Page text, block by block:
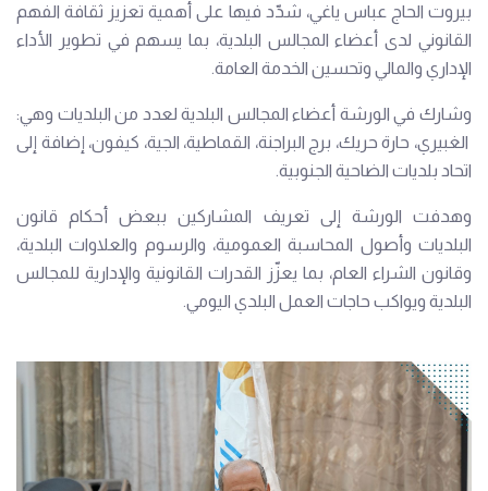
بيروت الحاج عباس ياغي، شدّد فيها على أهمية تعزيز ثقافة الفهم
القانوني لدى أعضاء المجالس البلدية، بما يسهم في تطوير الأداء
الإداري والمالي وتحسين الخدمة العامة.
وشارك في الورشة أعضاء المجالس البلدية لعدد من البلديات وهي:
الغبيري، حارة حريك، برج البراجنة، القماطية، الجية، كيفون، إضافة إلى
اتحاد بلديات الضاحية الجنوبية.
وهدفت الورشة إلى تعريف المشاركين ببعض أحكام قانون
البلديات وأصول المحاسبة العمومية، والرسوم والعلاوات البلدية،
وقانون الشراء العام، بما يعزّز القدرات القانونية والإدارية للمجالس
البلدية ويواكب حاجات العمل البلدي اليومي.